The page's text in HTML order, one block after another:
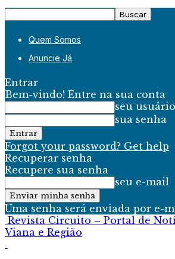
Quem Somos
Anuncie Já
Entrar
Bem-vindo! Entre na sua conta
seu usuário
sua senha
Forgot your password? Get help
Recuperar senha
Recupere sua senha
seu e-mail
Uma senha será enviada por e-
Revista Circuito – Portal de
Viana e Região